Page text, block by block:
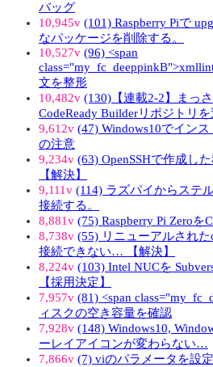
バッグ
10,945v (101) Raspberry Piで
なパッケージを削除する。
10,527v (96) <span
文を整形
10,482v (130)【連載2-2】まっ
CodeReady Builderリポジトリを
9,612v (47) Windows10でイン
の注意
9,234v (63) OpenSSHで作成し
【解決】
9,111v (114) ラズパイからステ
接続する。
8,881v (75) Raspberry Pi Zeroを
8,738v (55) リニューアルされた
接続できない… 【解決】
8,224v (103) Intel NUCを
【採用決定】
7,957v (81) <span
ィスクの空き容量を確認
7,928v (148) Windows10,
ーレイアイコンが変わらない…
7,866v (7) viのパラメータを設